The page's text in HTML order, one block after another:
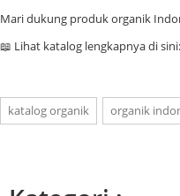
Mari dukung produk organik
📖 Lihat katalog lengkapnya di sini:
katalog organik organik